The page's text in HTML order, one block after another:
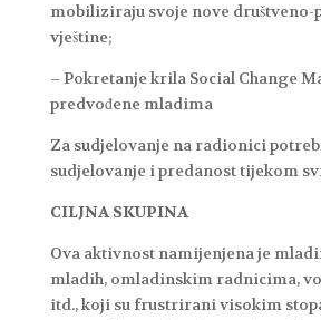
mobiliziraju svoje nove društveno-
vještine;
– Pokretanje krila Social Change
predvođene mladima
Za sudjelovanje na radionici
sudjelovanje i predanost tijekom
CILJNA SKUPINA
Ova aktivnost namijenjena je
mladih, omladinskim radnicima,
itd., koji su frustrirani visokim